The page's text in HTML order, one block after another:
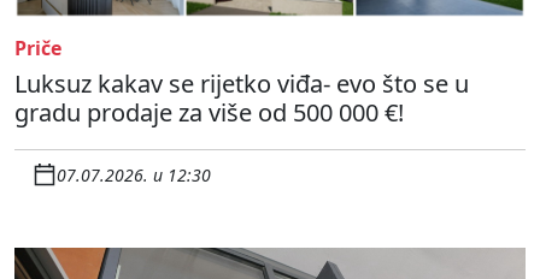
Priče
Luksuz kakav se rijetko viđa- evo što se u
gradu prodaje za više od 500 000 €!
07.07.2026. u 12:30